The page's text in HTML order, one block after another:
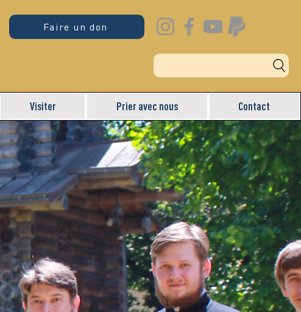
Faire un don
Visiter Prier avec nous Contact